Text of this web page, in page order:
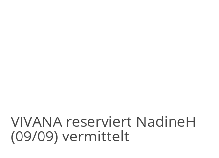
VIVANA reserviert NadineH
(09/09) vermittelt